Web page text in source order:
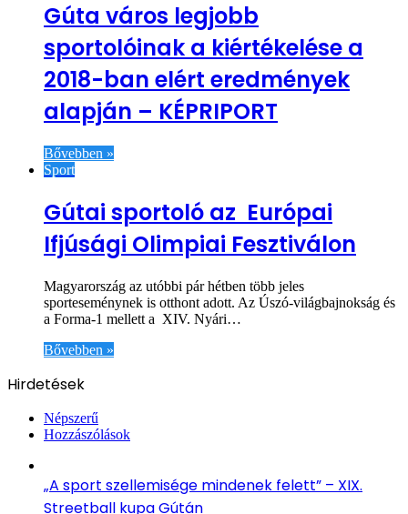
Gúta város legjobb
sportolóinak a kiértékelése a
2018-ban elért eredmények
alapján – KÉPRIPORT
Bővebben »
Sport
Gútai sportoló az Európai
Ifjúsági Olimpiai Fesztiválon
Magyarország az utóbbi pár hétben több jeles
sporteseménynek is otthont adott. Az Úszó-világbajnokság és
a Forma-1 mellett a XIV. Nyári…
Bővebben »
Hirdetések
Népszerű
Hozzászólások
„A sport szellemisége mindenek felett” – XIX.
Streetball kupa Gútán